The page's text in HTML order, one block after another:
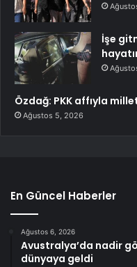
İşe
Özdağ: PKK affıyla
Ağustos 5, 2026
En Güncel Haberler
Ağustos 6, 2026
Avustralya’da nadir
dünyaya geldi